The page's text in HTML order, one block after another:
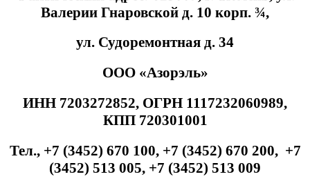
Валерии Гнаровской д. 10 корп. ¾,
ул. Судоремонтная д. 34
ООО «Азорэль»
ИНН 7203272852, ОГРН 1117232060989,
КПП 720301001
Тел., +7 (3452) 670 100, +7 (3452) 670 200, +7
(3452) 513 005, +7 (3452) 513 009